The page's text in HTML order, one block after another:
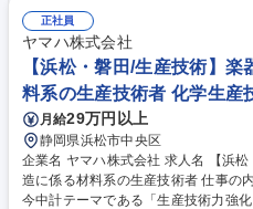
正社員
ヤマハ株式会社
【浜松・磐田/生産技術】
料系の生産技術者 化学生産
月給29万円以上
静岡県浜松市中央区
企業名 ヤマハ株式会社 求人名 【浜松・磐田/生産技術】楽器・音響機器製
造に係る材料系の生産技術者 仕事の内容 当グループでは、生産技術部の
今中計テーマである「生産技術力強